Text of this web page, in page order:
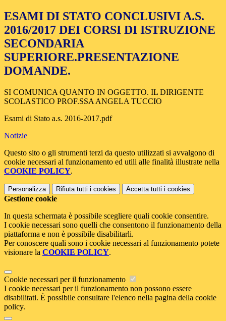
ESAMI DI STATO CONCLUSIVI A.S.
2016/2017 DEI CORSI DI ISTRUZIONE
SECONDARIA
SUPERIORE.PRESENTAZIONE
DOMANDE.
SI COMUNICA QUANTO IN OGGETTO. IL DIRIGENTE
SCOLASTICO PROF.SSA ANGELA TUCCIO
Esami di Stato a.s. 2016-2017.pdf
Notizie
Questo sito o gli strumenti terzi da questo utilizzati si avvalgono di
cookie necessari al funzionamento ed utili alle finalità illustrate nella
COOKIE POLICY.
Personalizza Rifiuta tutti i cookies Accetta tutti i cookies
Gestione cookie
In questa schermata è possibile scegliere quali cookie consentire.
I cookie necessari sono quelli che consentono il funzionamento della
piattaforma e non è possibile disabilitarli.
Per conoscere quali sono i cookie necessari al funzionamento potete
visionare la COOKIE POLICY.
Cookie necessari per il funzionamento
I cookie necessari per il funzionamento non possono essere
disabilitati. È possibile consultare l'elenco nella pagina della cookie
policy.